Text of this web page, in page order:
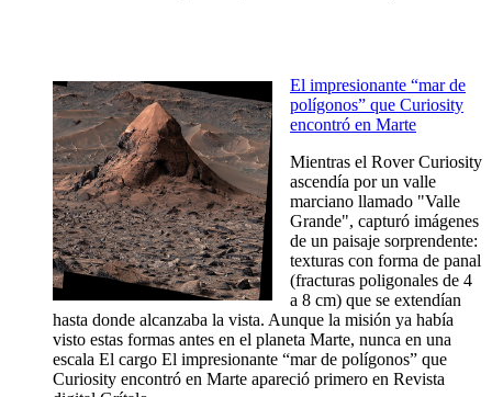
El impresionante “mar de
polígonos” que Curiosity
encontró en Marte
Mientras el Rover Curiosity
ascendía por un valle
marciano llamado "Valle
Grande", capturó imágenes
de un paisaje sorprendente:
texturas con forma de panal
(fracturas poligonales de 4
a 8 cm) que se extendían
hasta donde alcanzaba la vista. Aunque la misión ya había
visto estas formas antes en el planeta Marte, nunca en una
escala El cargo El impresionante “mar de polígonos” que
Curiosity encontró en Marte apareció primero en Revista